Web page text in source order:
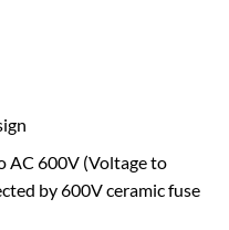
AC 600V (Voltage to
by 600V ceramic fuse